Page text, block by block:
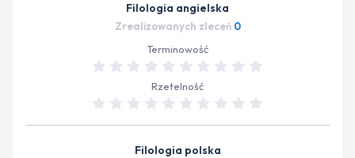
Filologia angielska
Zrealizowanych zleceń 0
Terminowość
Rzetelność
Filologia polska